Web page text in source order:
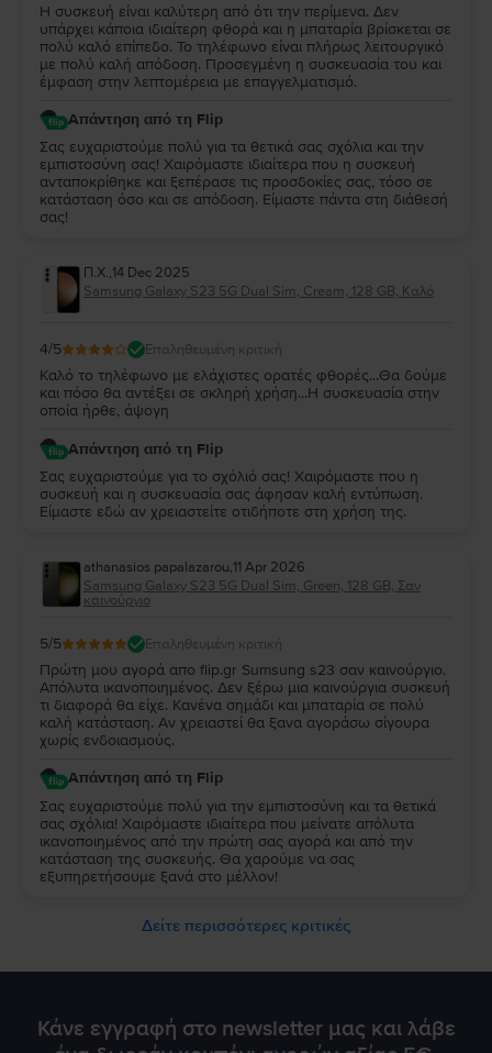
Η συσκευή είναι καλύτερη από ότι την περίμενα. Δεν
υπάρχει κάποια ιδιαίτερη φθορά και η μπαταρία βρίσκεται σε
πολύ καλό επίπεδο. Το τηλέφωνο είναι πλήρως λειτουργικό
με πολύ καλή απόδοση. Προσεγμένη η συσκευασία του και
έμφαση στην λεπτομέρεια με επαγγελματισμό.
Απάντηση από τη Flip
Σας ευχαριστούμε πολύ για τα θετικά σας σχόλια και την
εμπιστοσύνη σας! Χαιρόμαστε ιδιαίτερα που η συσκευή
ανταποκρίθηκε και ξεπέρασε τις προσδοκίες σας, τόσο σε
κατάσταση όσο και σε απόδοση. Είμαστε πάντα στη διάθεσή
σας!
Π.Χ.,14 Dec 2025
Samsung Galaxy S23 5G Dual Sim, Cream, 128 GB, Καλό
4/5 Επαληθευμένη κριτική
Καλό το τηλέφωνο με ελάχιστες ορατές φθορές...Θα δούμε
και πόσο θα αντέξει σε σκληρή χρήση...Η συσκευασία στην
οποία ήρθε, άψογη
Απάντηση από τη Flip
Σας ευχαριστούμε για το σχόλιό σας! Χαιρόμαστε που η
συσκευή και η συσκευασία σας άφησαν καλή εντύπωση.
Είμαστε εδώ αν χρειαστείτε οτιδήποτε στη χρήση της.
athanasios papalazarou,11 Apr 2026
Samsung Galaxy S23 5G Dual Sim, Green, 128 GB, Σαν
καινούργιο
5/5 Επαληθευμένη κριτική
Πρώτη μου αγορά απο flip.gr Sumsung s23 σαν καινούργιο.
Απόλυτα ικανοποιημένος. Δεν ξέρω μια καινούργια συσκευή
τι διαφορά θα είχε. Κανένα σημάδι και μπαταρία σε πολύ
καλή κατάσταση. Αν χρειαστεί θα ξανα αγοράσω σίγουρα
χωρίς ενδοιασμούς.
Απάντηση από τη Flip
Σας ευχαριστούμε πολύ για την εμπιστοσύνη και τα θετικά
σας σχόλια! Χαιρόμαστε ιδιαίτερα που μείνατε απόλυτα
ικανοποιημένος από την πρώτη σας αγορά και από την
κατάσταση της συσκευής. Θα χαρούμε να σας
εξυπηρετήσουμε ξανά στο μέλλον!
Δείτε περισσότερες κριτικές
Κάνε εγγραφή στο newsletter μας και λάβε